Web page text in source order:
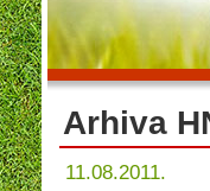
Arhiva
11.08.2011.